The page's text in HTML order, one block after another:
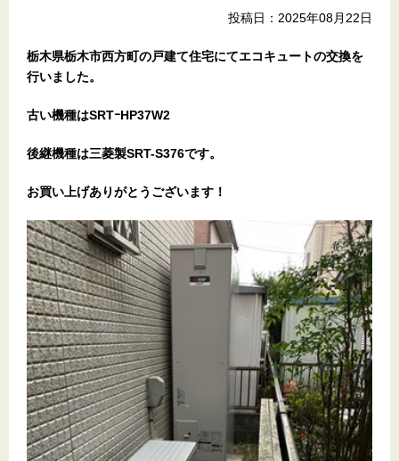
投稿日：2025年08月22日
栃木県栃木市西方町の戸建て住宅にてエコキュートの交換を
行いました。
古い機種はSRTｰHP37W2
後継機種は三菱製SRT-S376です。
お買い上げありがとうございます ！